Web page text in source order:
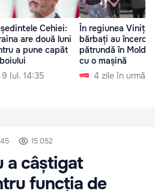
Cehiei:
are două luni
a pune capăt
9 Iul. 14:35
În regiunea
bărbați au
pătrundă în
cu o mașină
4 zile în urmă
15 052
a câștigat
funcția de